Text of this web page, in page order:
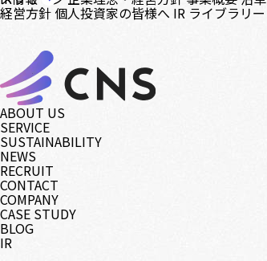
経営方針 個人投資家の皆様へ IR ライブラリー
ABOUT US
SERVICE
SUSTAINABILITY
NEWS
RECRUIT
CONTACT
COMPANY
CASE STUDY
BLOG
IR